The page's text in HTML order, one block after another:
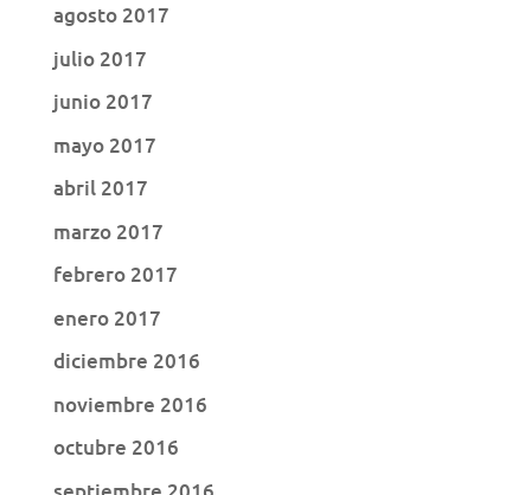
agosto 2017
julio 2017
junio 2017
mayo 2017
abril 2017
marzo 2017
febrero 2017
enero 2017
diciembre 2016
noviembre 2016
octubre 2016